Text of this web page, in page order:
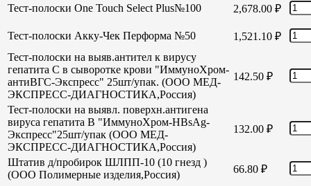
Тест-полоски One Touch Select Plus№100 2,678.00 ₽
Тест-полоски Акку-Чек Перформа №50 1,521.10 ₽
Тест-полоски на выяв.антител к вирусу
гепатита С в сыворотке крови "ИммуноХром-
антиВГС-Экспресс" 25шт/упак. (ООО МЕД-
ЭКСПРЕСС-ДИАГНОСТИКА,Россия)
142.50 ₽
Тест-полоски на выявл. поверхн.антигена
вируса гепатита В "ИммуноХром-HBsAg-
Экспресс"25шт/упак (ООО МЕД-
ЭКСПРЕСС-ДИАГНОСТИКА,Россия)
132.00 ₽
Штатив д/пробирок ШЛПП-10 (10 гнезд )
(ООО Полимерные изделия,Россия)
66.80 ₽